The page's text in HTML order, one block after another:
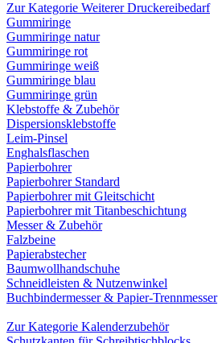
Zur Kategorie Weiterer Druckereibedarf
Gummiringe
Gummiringe natur
Gummiringe rot
Gummiringe weiß
Gummiringe blau
Gummiringe grün
Klebstoffe & Zubehör
Dispersionsklebstoffe
Leim-Pinsel
Enghalsflaschen
Papierbohrer
Papierbohrer Standard
Papierbohrer mit Gleitschicht
Papierbohrer mit Titanbeschichtung
Messer & Zubehör
Falzbeine
Papierabstecher
Baumwollhandschuhe
Schneidleisten & Nutzenwinkel
Buchbindermesser & Papier-Trennmesser
Zur Kategorie Kalenderzubehör